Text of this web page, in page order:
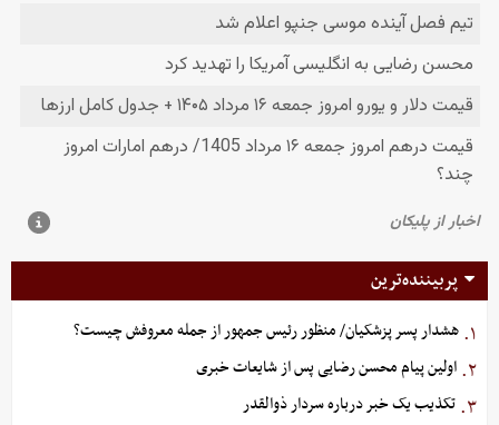
پربیننده‌ترین
۱. هشدار پسر پزشکیان/ منظور رئیس جمهور از جمله معروفش چیست؟
۲. اولین پیام محسن رضایی پس از شایعات خبری
۳. تکذیب یک خبر درباره سردار ذوالقدر